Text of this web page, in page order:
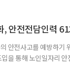
건의 두 배를 웃도
안전전담인력
안전사고를 예방하기
을 통해 노인일자리